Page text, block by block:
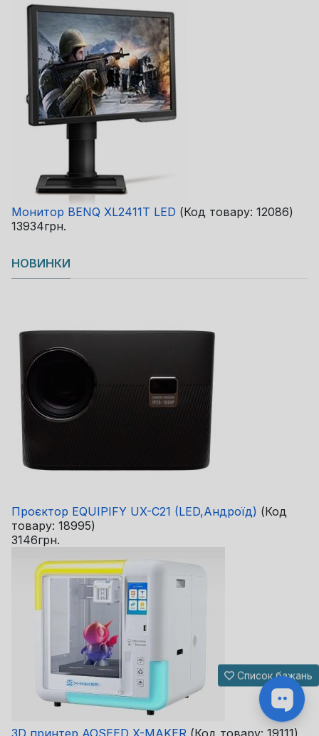
Монитор BENQ XL2411T LED (Код товару: 12086)
13934грн.
НОВИНКИ
Проєктор EQUIPIFY UX-C21 (LED,Андроїд) (Код
товару: 18995)
3146грн.
3D принтер AOSEED X-MAKER (Код товару: 19111)
Список бажань